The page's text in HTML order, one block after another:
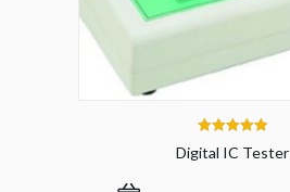
out of 5
Digital IC Tester